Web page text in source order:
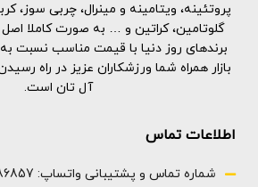
پروتئینه، ویتامینه و مینرال، چربی سوز،
گلوتامین، کراتین و … به صورت کاملا اصل
برندهای روز دنیا با قیمت مناسب نسبت
بازار همراه شما ورزشکاران عزیز در راه
آل تان است.
اطلاعات تماس
شماره تماس و پشتیبانی واتساپ: 09381886857